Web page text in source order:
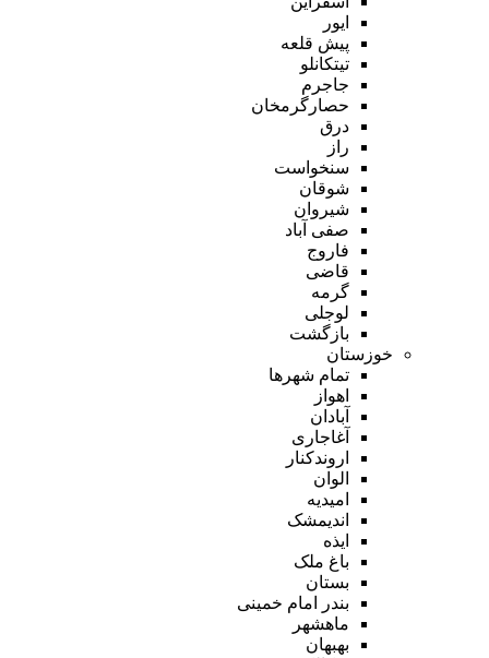
ایور
پیش قلعه
تیتکانلو
جاجرم
حصارگرمخان
درق
راز
سنخواست
شوقان
شیروان
صفی آباد
فاروج
قاضی
گرمه
لوجلی
بازگشت
خوزستان
تمام شهر‌ها
اهواز
آبادان
آغاجاری
اروندکنار
الوان
امیدیه
اندیمشک
ایذه
باغ ملک
بستان
بندر امام خمینی
ماهشهر
بهبهان